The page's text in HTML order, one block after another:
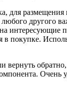
для
другого
интересующие
в покупке.
вернуть
Очень